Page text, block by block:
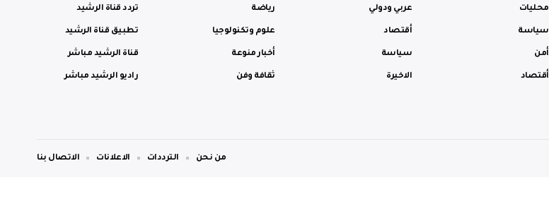
محليات
سياسة
أمن
أقتصاد
عربي ودولي
أقتصاد
سياسة
الاخيرة
رياضة
علوم وتكنولوجيا
أخبار منوعة
ثقافة وفن
تردد قناة الرشيد
تطبيق قناة الرشيد
قناة الرشيد مباشر
راديو الرشيد مباشر
من نحن الترددات الاعلانات الاتصال بنا